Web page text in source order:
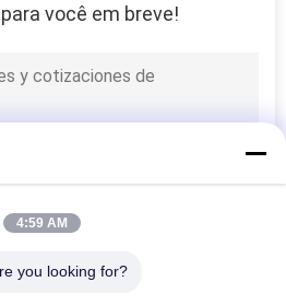
você em breve!
4:59 AM
you looking for?